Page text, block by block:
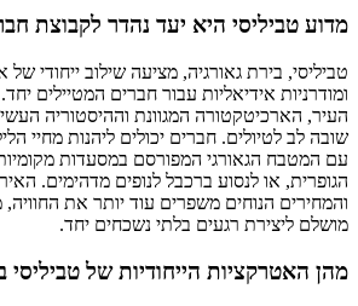
מדוע טביליסי היא יעד נהדר לקבוצת
טביליסי, בירת גאורגיה, מציעה שילוב ייחודי
ומודרניות אידיאליות עבור חברים המטיילים
העיר, הארכיטקטורה המגוונת וההיסטוריה
שובה לב לטיולים. חברים יכולים ליהנות מחיי
עם המטבח הגאורגי המפורסם במסעדות
הגופרית, או לנסוע ברכבל לנופים מדהימים.
והמחירים הנוחים משפרים עוד יותר את
מושלם ליצירת רגעים בלתי נשכחים יחד.
מהן האטרקציות הייחודיות של טביליסי